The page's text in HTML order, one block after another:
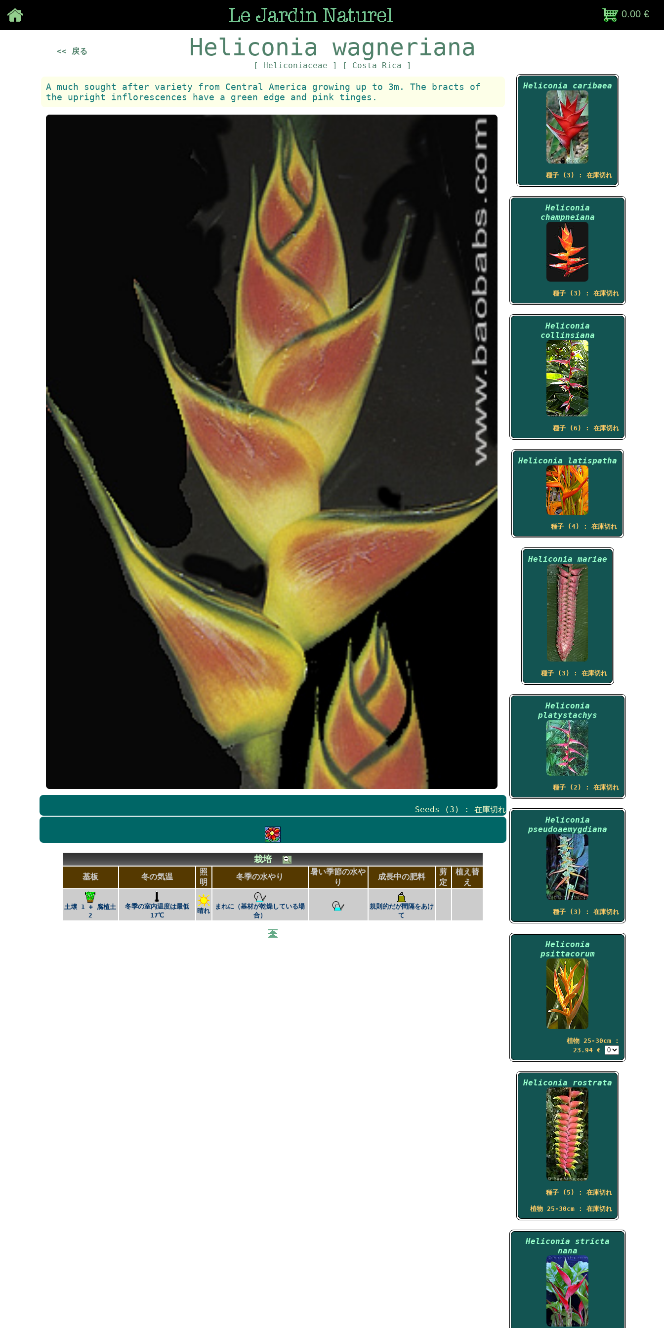
0.00 €
<< 戻る Heliconia wagneriana
[ Heliconiaceae ] [ Costa Rica ]
A much sought after variety from Central America growing up to 3m. The bracts of
the upright inflorescences have a green edge and pink tinges.
Seeds (3) : 在庫切れ
栽培
基板 冬の気温
照
明
冬季の水やり
暑い季節の水や
り
成長中の肥料
剪
定
植え替
え
土壌 1 + 腐植土
2
冬季の室内温度は最低
17℃
晴れ
まれに（基材が乾燥している場
合）
規則的だが間隔をあけ
て
Heliconia caribaea
種子 (3) : 在庫切れ
Heliconia
champneiana
種子 (3) : 在庫切れ
Heliconia
collinsiana
種子 (6) : 在庫切れ
Heliconia latispatha
種子 (4) : 在庫切れ
Heliconia mariae
種子 (3) : 在庫切れ
Heliconia
platystachys
種子 (2) : 在庫切れ
Heliconia
pseudoaemygdiana
種子 (3) : 在庫切れ
Heliconia
psittacorum
植物 25-30cm :
23.94 €
Heliconia rostrata
種子 (5) : 在庫切れ
植物 25-30cm : 在庫切れ
Heliconia stricta
nana